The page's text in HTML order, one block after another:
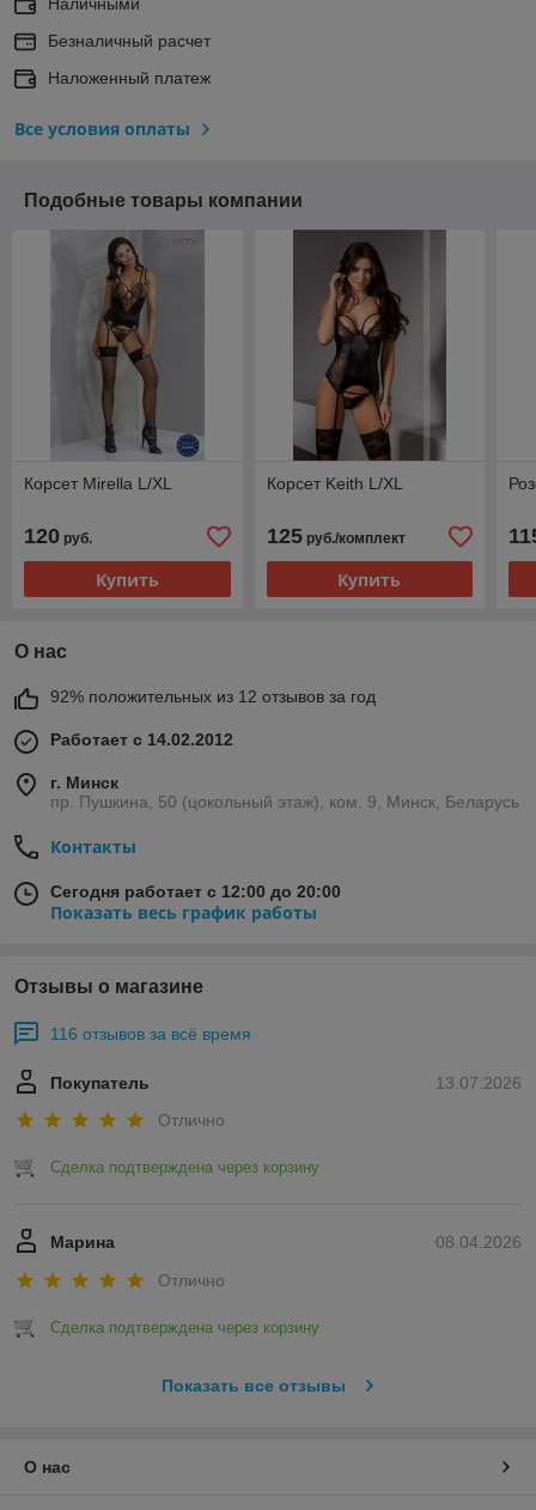
Наличными
Безналичный расчет
Наложенный платеж
Все условия оплаты
Подобные товары компании
Корсет Mirella L/XL
120 руб.
Купить
Корсет Keith L/XL
125руб./комплект
Купить
О нас
92% положительных из 12 отзывов за год
Работает с 14.02.2012
г. Минск
пр. Пушкина, 50 (цокольный этаж), ком. 9, Минск, Беларусь
Контакты
Сегодня работает с 12:00 до 20:00
Показать весь график работы
Отзывы о магазине
116 отзывов за всё время
13.07.2026
Покупатель
Отлично
Сделка подтверждена через корзину
08.04.2026
Марина
Отлично
Сделка подтверждена через корзину
Показать все отзывы
О нас